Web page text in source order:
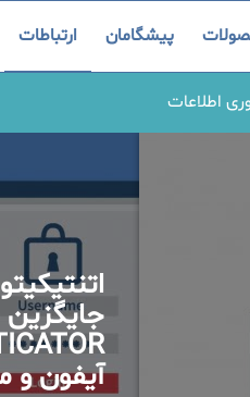
پیشگامان ارتباطات
اطلاعات
آیفون